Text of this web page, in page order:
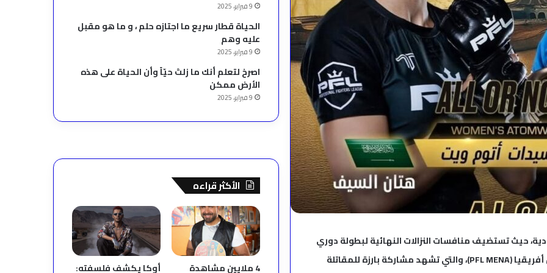
حيث تستضيف منافسات النزالات النهائية لبطولة دوري
المقاتلين المحترفين لمنطقة الشرق الأوسط وشمال أفريقيا (PFL MENA)، والتي تشهد مشاركة بارزة للمقاتلة
9 فبراير، 2025
الحياة قطار سريع ما اجتازه حلم ، و ما هو مقبل
عليه وهم
9 فبراير، 2025
‫اصرخ لتعلم أنك ما زلتَ حيّاً وأن الحياة على هذه
الأرض ممكن
9 فبراير، 2025
الأكثر قراءه
4 ملايين مشاهدة أوكا يكشف فلسفته: